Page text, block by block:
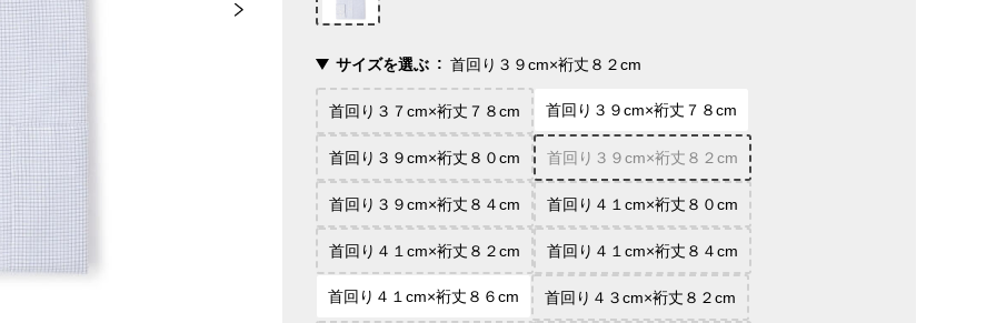
サイズを選ぶ 首回り３９cm×裄丈８２cm
首回り３７cm×裄丈７８cm 首回り３９cm×裄丈７８cm
首回り３９cm×裄丈８０cm 首回り３９cm×裄丈８２cm
首回り３９cm×裄丈８４cm 首回り４１cm×裄丈８０cm
首回り４１cm×裄丈８２cm 首回り４１cm×裄丈８４cm
首回り４１cm×裄丈８６cm 首回り４３cm×裄丈８２cm